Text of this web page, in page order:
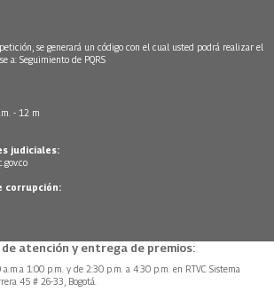
se generará un código con el cual usted podrá realizar el
a: Seguimiento de PQRS
- 12 m
judiciales:
corrupción:
atención y entrega de premios:
1:00 p.m. y de 2:30 p.m. a 4:30 p.m. en RTVC Sistema
45 # 26-33, Bogotá.